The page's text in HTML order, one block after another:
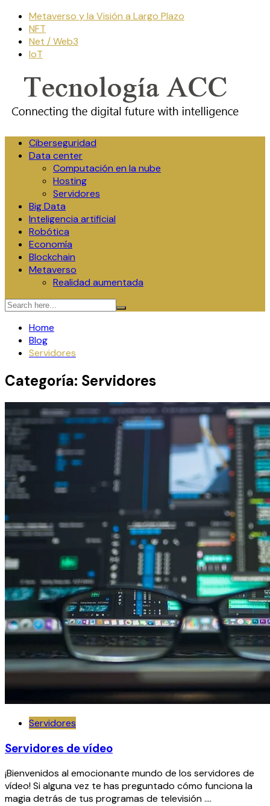
Skip
content
Metaverso y la Visión a Largo Plazo
NFT
Net / Web3
IoT
Ciberseguridad
Data center
Computación en la nube
Hosting
Servidores
Big Data
Inteligencia artificial
Robótica
Economía
Blockchain
Metaverso
Realidad aumentada
Home
Blog
Servidores
Categoría: Servidores
Servidores
Servidores de vídeo
¡Bienvenidos al emocionante mundo de los servidores de
vídeo! Si alguna vez te has preguntado cómo funciona la
magia detrás de tus programas de televisión ….